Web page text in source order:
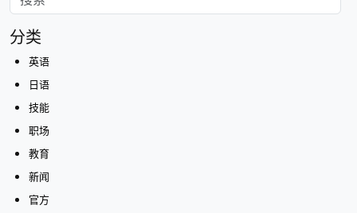
分类
英语
日语
技能
职场
教育
新闻
官方